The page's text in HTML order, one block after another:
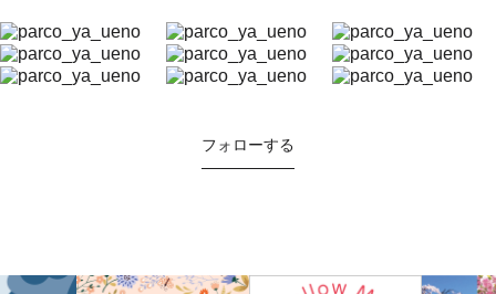
フォローする